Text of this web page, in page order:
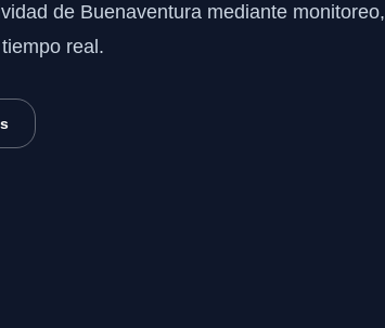
de Buenaventura mediante monitoreo,
real.